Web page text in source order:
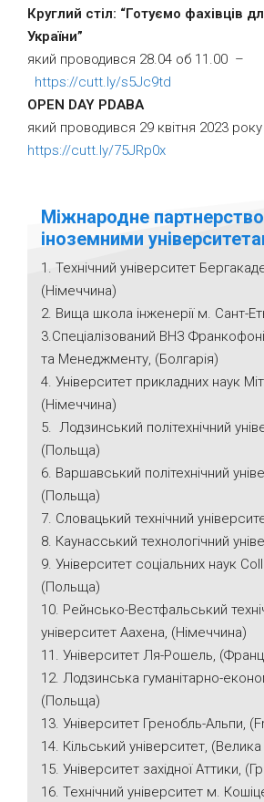
Круглий стіл: “Готуємо фахівців
України”
який проводився 28.04 об 11.00 –
https://cutt.ly/s5Jc9td
OPEN DAY PDABA
який проводився 29 квітня 2023
https://cutt.ly/75JRp0x
Міжнародне
іноземними
1. Технічний університет
(Німеччина)
2. Вища школа інженерії м. Сант-
3.Спеціалізований ВНЗ
та Менеджменту, (Болгарія)
4. Університет прикладних наук
(Німеччина)
5. Лодзинський політехнічний
(Польща)
6. Варшавський політехнічний
(Польща)
7. Словацький технічний
8. Каунасський технологічний
9. Університет соціальних наук
(Польща)
10. Рейнсько-Вестфальський
університет Аахена, (Німеччина)
11. Університет Ля-Рошель,
12. Лодзинська гуманітарно-
(Польща)
13. Університет Гренобль-Альпи,
14. Кільський університет, (Велика
15. Університет західної Аттики,
16. Технічний університет м.